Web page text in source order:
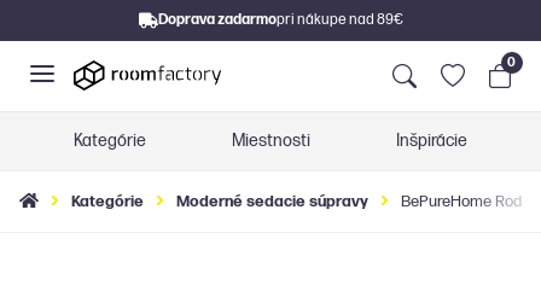
Doprava zadarmopri nákupe nad 89€
0
Kategórie Miestnosti Inšpirácie
Kategórie Moderné sedacie súpravy BePureHome